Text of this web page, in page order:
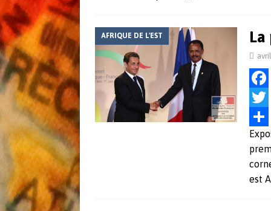
o
o
t
e
t
a
e
r
AFRIQUE DE L'EST
F
a
c
e
b
T
w
i
t
P
a
r
est